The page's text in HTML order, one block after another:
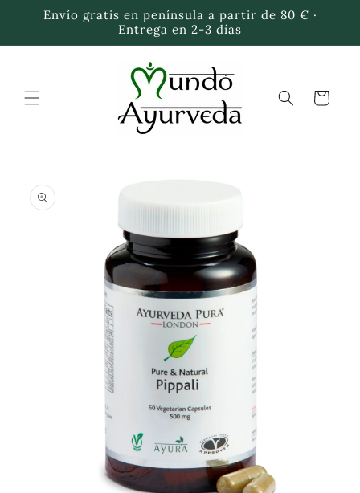
directamente
Envío gratis en península a partir de 80 € ·
Entrega en 2-3 días
Carrito
información